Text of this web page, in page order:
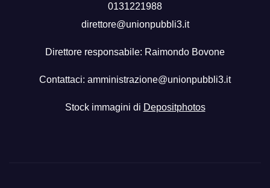
0131221988
direttore@unionpubbli3.it
Direttore responsabile: Raimondo Bovone
Contattaci: amministrazione@unionpubbli3.it
Stock immagini di Depositphotos